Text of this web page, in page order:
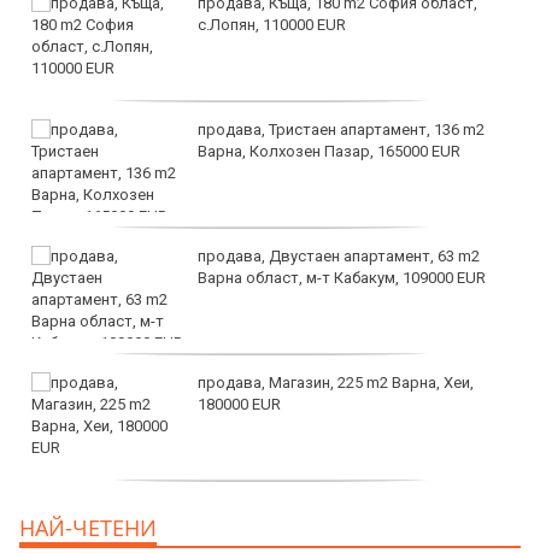
с.Лопян, 110000 EUR
продава, Тристаен апартамент, 136 m2
Варна, Колхозен Пазар, 165000 EUR
продава, Двустаен апартамент, 63 m2
Варна област, м-т Кабакум, 109000 EUR
продава, Магазин, 225 m2 Варна, Хеи,
180000 EUR
НАЙ-ЧЕТЕНИ